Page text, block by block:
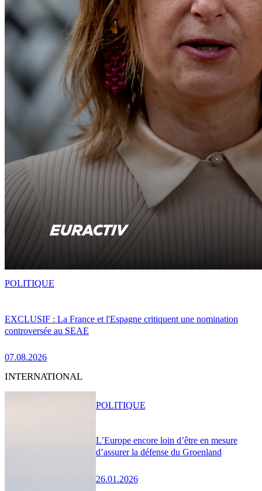
EXCLUSIF : La France et l'Espagne critiquent une nomination
controversée au SEAE
07.08.2026
POLITIQUE
INTERNATIONAL
L’Europe encore loin d’être en mesure
d’assurer la défense du Groenland
26.01.2026
POLITIQUE